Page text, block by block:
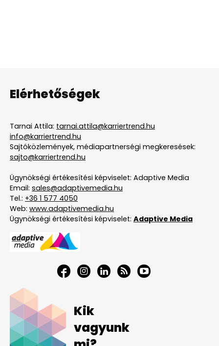
Elérhetőségek
Tarnai Attila: tarnai.attila@karriertrend.hu
info@karriertrend.hu
Sajtóközlemények, médiapartnerségi megkeresések:
sajto@karriertrend.hu
Ügynökségi értékesítési képviselet: Adaptive Media
Email: sales@adaptivemedia.hu
Tel.: +36 1 577 4050
Web: www.adaptivemedia.hu
Ügynökségi értékesítési képviselet: Adaptive Media
Kik
vagyunk